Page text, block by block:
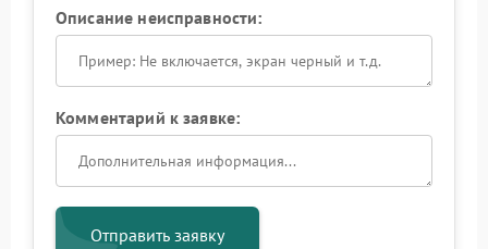
Описание неисправности:
Комментарий к заявке:
Отправить заявку